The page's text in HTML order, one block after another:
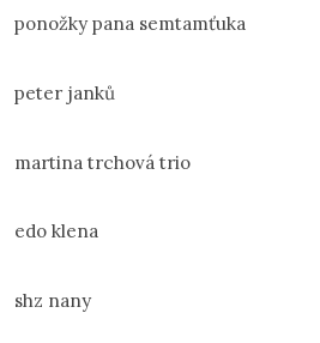
ponožky pana semtamťuka
peter janků
martina trchová trio
edo klena
shz nany